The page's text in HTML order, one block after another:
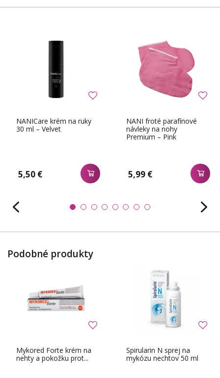
NANICare krém na ruky
30 ml – Velvet
5,50 €
NANI froté parafínové
návleky na nohy
Premium – Pink
5,99 €
Podobné produkty
Mykored Forte krém na
nehty a pokožku prot...
Spirularin N sprej na
mykózu nechtov 50 ml